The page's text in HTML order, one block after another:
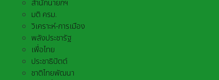
สำนักนายกฯ
มติ ครม.
วิเคราะห์-การเมือง
พลังประชารัฐ
เพื่อไทย
ประชาธิปัตต์
ชาติไทยพัฒนา